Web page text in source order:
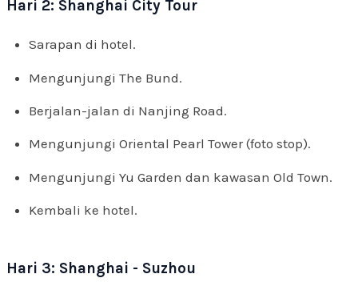
Hari 2: Shanghai City Tour
Sarapan di hotel.
Mengunjungi The Bund.
Berjalan-jalan di Nanjing Road.
Mengunjungi Oriental Pearl Tower (foto stop).
Mengunjungi Yu Garden dan kawasan Old Town.
Kembali ke hotel.
Hari 3: Shanghai - Suzhou